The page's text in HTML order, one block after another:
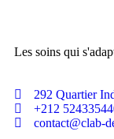
Les soins qui
292 Quartier
+212
contact@clab-